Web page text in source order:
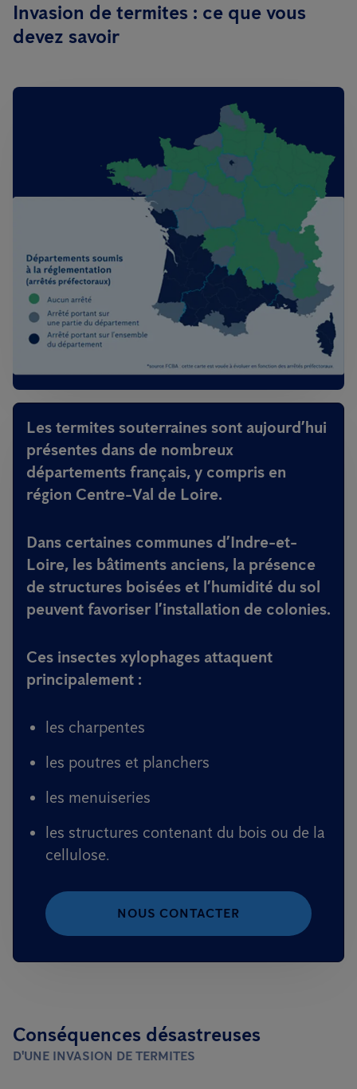
Invasion de termites : ce que vous
devez savoir
Les termites souterraines sont aujourd’hui
présentes dans de nombreux
départements français, y compris en
région Centre-Val de Loire.
Dans certaines communes d’Indre-et-
Loire, les bâtiments anciens, la présence
de structures boisées et l’humidité du sol
peuvent favoriser l’installation de colonies.
Ces insectes xylophages attaquent
principalement :
les charpentes
les poutres et planchers
les menuiseries
les structures contenant du bois ou de la
cellulose.
NOUS CONTACTER
Conséquences désastreuses
D'UNE INVASION DE TERMITES